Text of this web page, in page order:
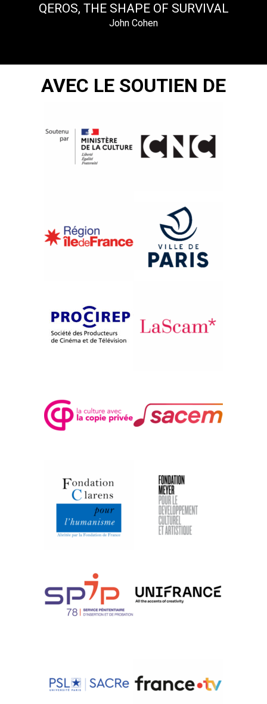
QEROS, THE SHAPE OF SURVIVAL
John Cohen
AVEC LE SOUTIEN DE